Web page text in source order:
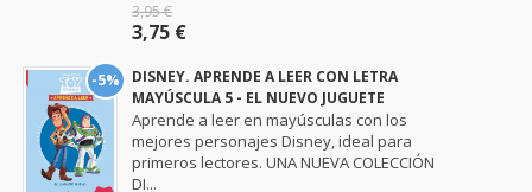
3,95 €
3,75 €
-5%
DISNEY. APRENDE A LEER CON LETRA
MAYÚSCULA 5 - EL NUEVO JUGUETE
Aprende a leer en mayúsculas con los
mejores personajes Disney, ideal para
primeros lectores. UNA NUEVA COLECCIÓN
DI...